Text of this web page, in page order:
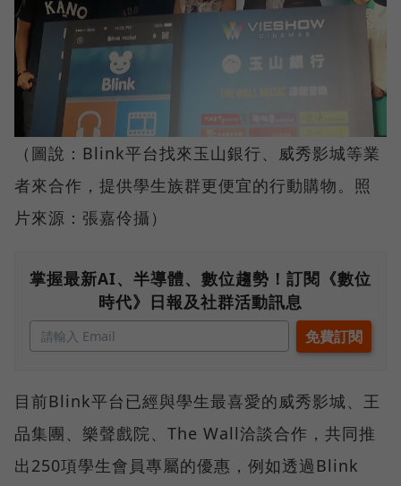
（圖說：Blink平台找來玉山銀行、威秀影城等業
者來合作，提供學生族群更便宜的行動購物。照
片來源：張嘉伶攝）
掌握最新AI、半導體、數位趨勢！訂閱《數位
時代》日報及社群活動訊息
目前Blink平台已經與學生最喜愛的威秀影城、王
品集團、樂聲戲院、The Wall洽談合作，共同推
出250項學生會員專屬的優惠，例如透過Blink